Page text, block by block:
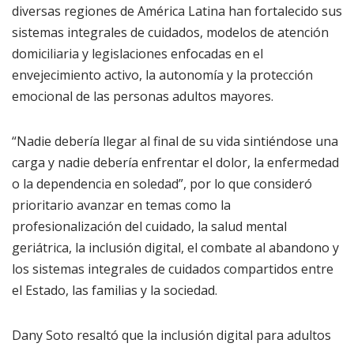
diversas regiones de América Latina han fortalecido sus
sistemas integrales de cuidados, modelos de atención
domiciliaria y legislaciones enfocadas en el
envejecimiento activo, la autonomía y la protección
emocional de las personas adultos mayores.
“Nadie debería llegar al final de su vida sintiéndose una
carga y nadie debería enfrentar el dolor, la enfermedad
o la dependencia en soledad”, por lo que consideró
prioritario avanzar en temas como la
profesionalización del cuidado, la salud mental
geriátrica, la inclusión digital, el combate al abandono y
los sistemas integrales de cuidados compartidos entre
el Estado, las familias y la sociedad.
Dany Soto resaltó que la inclusión digital para adultos